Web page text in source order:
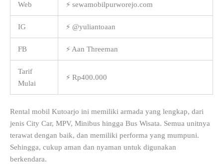
Web ⚡ sewamobilpurworejo.com
IG ⚡ @yuliantoaan
FB ⚡ Aan Threeman
Tarif
Mulai
⚡ Rp400.000
Rental mobil Kutoarjo ini memiliki armada yang lengkap, dari
jenis City Car, MPV, Minibus hingga Bus Wisata. Semua unitnya
terawat dengan baik, dan memiliki performa yang mumpuni.
Sehingga, cukup aman dan nyaman untuk digunakan
berkendara.